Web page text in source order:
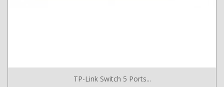
TP-Link Switch 5 Ports...